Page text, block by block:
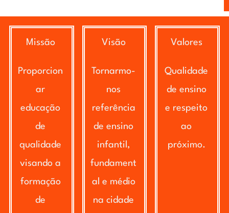
Missão
Proporcion
ar
educação
de
qualidade
visando a
formação
de
Visão
Tornarmo-
nos
referência
de ensino
infantil,
fundament
al e médio
na cidade
Valores
Qualidade
de ensino
e respeito
ao
próximo.